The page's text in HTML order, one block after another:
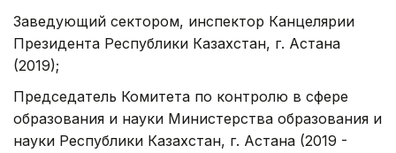
Заведующий сектором, инспектор Канцелярии
Президента Республики Казахстан, г. Астана
(2019);
Председатель Комитета по контролю в сфере
образования и науки Министерства образования и
науки Республики Казахстан, г. Астана (2019 -